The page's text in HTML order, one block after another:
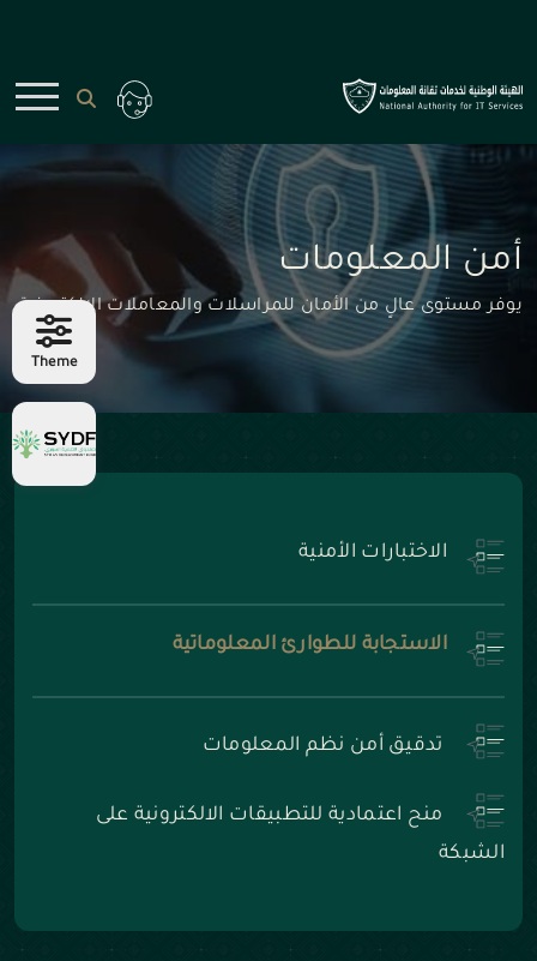
Theme
أمن المعلومات
يوفر مستوى عالٍ من الأمان للمراسلات والمعاملات الإلكترونية
الاختبارات الأمنية
الاستجابة للطوارئ المعلوماتية
تدقيق أمن نظم المعلومات
منح اعتمادية للتطبيقات الالكترونية على
الشبكة